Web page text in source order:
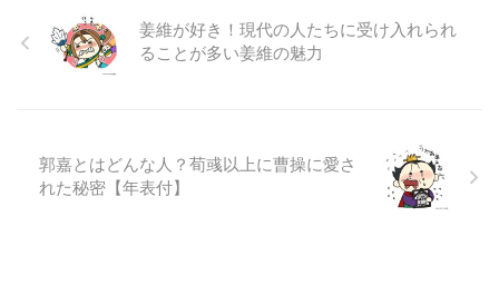
姜維が好き！現代の人たちに受け入れられ
ることが多い姜維の魅力
郭嘉とはどんな人？荀彧以上に曹操に愛さ
れた秘密【年表付】